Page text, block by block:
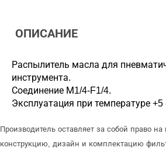
ОПИСАНИЕ
Распылитель масла для
инструмента.
Соединение М1/4-F1/4.
Эксплуатация при температуре +5
Производитель оставляет за собой право
конструкцию, дизайн и комплектацию